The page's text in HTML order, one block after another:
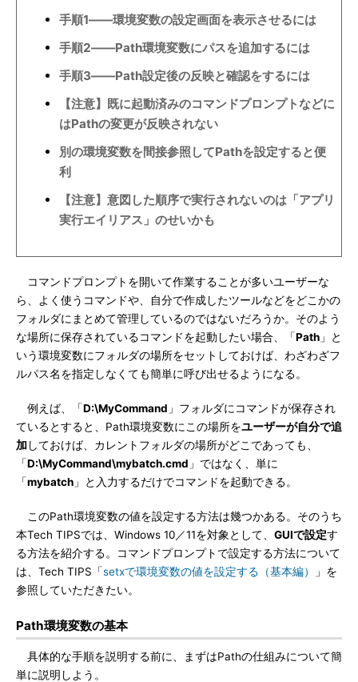
手順1――環境変数の設定画面を表示させるには
手順2――Path環境変数にパスを追加するには
手順3――Path設定後の反映と確認をするには
【注意】既に起動済みのコマンドプロンプトなどに
はPathの変更が反映されない
別の環境変数を間接参照してPathを設定すると便
利
【注意】意図した順序で実行されないのは「アプリ
実行エイリアス」のせいかも
コマンドプロンプトを開いて作業することが多いユーザーな
ら、よく使うコマンドや、自分で作成したツールなどをどこかの
フォルダにまとめて管理しているのではないだろうか。そのよう
な場所に保存されているコマンドを起動したい場合、「Path 」と
いう環境変数にフォルダの場所をセットしておけば、わざわざフ
ルパス名を指定しなくても簡単に呼び出せるようになる。
例えば、「D:\MyCommand 」フォルダにコマンドが保存され
ているとすると、Path環境変数にこの場所をユーザーが自分で追
加しておけば、カレントフォルダの場所がどこであっても、
「D:\MyCommand\mybatch.cmd 」ではなく、単に
「mybatch 」と入力するだけでコマンドを起動できる。
このPath環境変数の値を設定する方法は幾つかある。そのうち
本Tech TIPSでは、Windows 10／11を対象として、 GUIで設定す
る方法を紹介する。コマンドプロンプトで設定する方法について
は、Tech TIPS「setxで環境変数の値を設定する（基本編）
」を
参照していただきたい。
Path環境変数の基本
具体的な手順を説明する前に、まずはPathの仕組みについて簡
単に説明しよう。